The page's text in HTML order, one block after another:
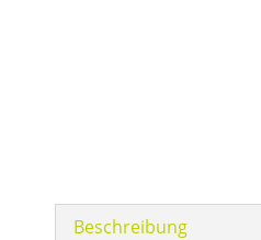
Beschreibung